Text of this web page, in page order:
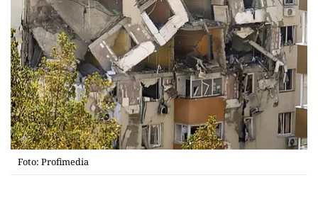
Foto: Profimedia